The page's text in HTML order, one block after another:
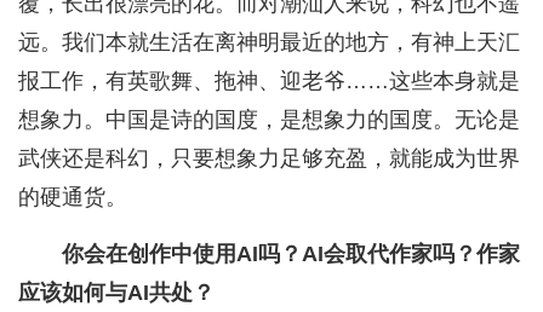
远。我们本就生活在离神明最近的地方，有神上天汇
报工作，有英歌舞、拖神、迎老爷……这些本身就是
想象力。中国是诗的国度，是想象力的国度。无论是
武侠还是科幻，只要想象力足够充盈，就能成为世界
的硬通货。
你会在创作中使用AI吗？AI会取代作家吗？作家
应该如何与AI共处？